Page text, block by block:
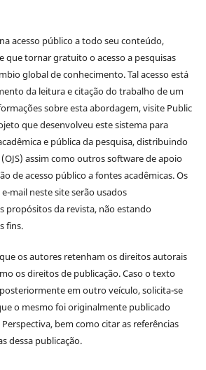
acesso público a todo seu conteúdo,
que tornar gratuito o acesso a pesquisas
global de conhecimento. Tal acesso está
da leitura e citação do trabalho de um
sobre esta abordagem, visite Public
que desenvolveu este sistema para
e pública da pesquisa, distribuindo
assim como outros software de apoio
de acesso público a fontes acadêmicas. Os
mail neste site serão usados
propósitos da revista, não estando
fins.
os autores retenham os direitos autorais
os direitos de publicação. Caso o texto
em outro veículo, solicita-se
o mesmo foi originalmente publicado
bem como citar as referências
dessa publicação.